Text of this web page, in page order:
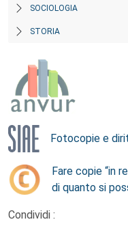
SOCIOLOGIA
STORIA
Fotocopie e
Fare copie “in
di quanto si
Condividi :